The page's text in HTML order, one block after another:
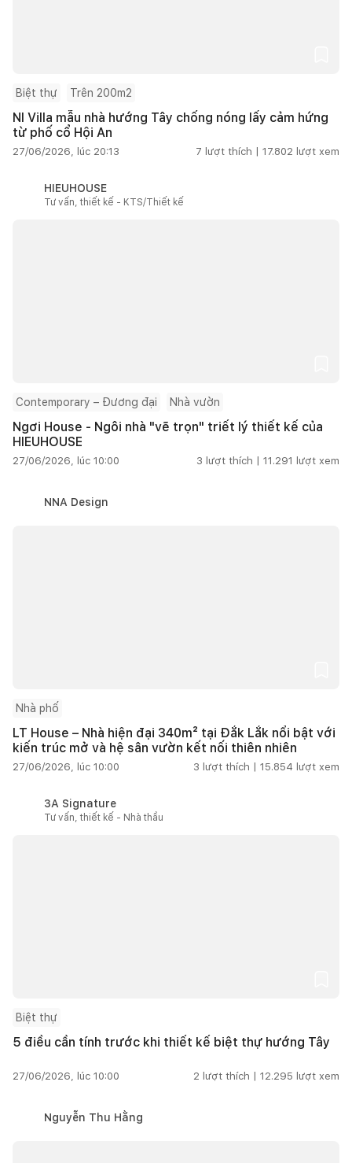
Biệt thự Trên 200m2
NI Villa mẫu nhà hướng Tây chống nóng lấy cảm hứng
từ phố cổ Hội An
27/06/2026, lúc 20:13 7 lượt thích | 17.802 lượt xem
HIEUHOUSE
Tư vấn, thiết kế - KTS/Thiết kế
Contemporary – Đương đại Nhà vườn
Ngơi House - Ngôi nhà "vẽ trọn" triết lý thiết kế của
HIEUHOUSE
27/06/2026, lúc 10:00 3 lượt thích | 11.291 lượt xem
NNA Design
Nhà phố
LT House – Nhà hiện đại 340m² tại Đắk Lắk nổi bật với
kiến trúc mở và hệ sân vườn kết nối thiên nhiên
27/06/2026, lúc 10:00 3 lượt thích | 15.854 lượt xem
3A Signature
Tư vấn, thiết kế - Nhà thầu
Biệt thự
5 điều cần tính trước khi thiết kế biệt thự hướng Tây
27/06/2026, lúc 10:00 2 lượt thích | 12.295 lượt xem
Nguyễn Thu Hằng